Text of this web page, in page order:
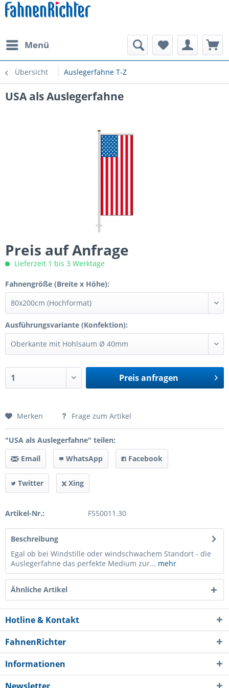
Menü
Übersicht Auslegerfahne T-Z
USA als Auslegerfahne
Preis auf Anfrage
Lieferzeit 1 bis 3 Werktage
Fahnengröße (Breite x Höhe):
Ausführungsvariante (Konfektion):
Preis anfragen
Preis anfragen
Merken Frage zum Artikel
"USA als Auslegerfahne" teilen:
Email
WhatsApp Facebook
Twitter Xing
Artikel-Nr.: F550011.30
Beschreibung
Egal ob bei Windstille oder windschwachem Standort - die
Auslegerfahne das perfekte Medium zur... mehr
Ähnliche Artikel
Hotline & Kontakt
FahnenRichter
Informationen